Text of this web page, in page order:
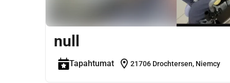
null
Tapahtumat location_on 21706 Drochtersen, Niemcy